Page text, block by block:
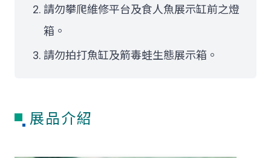
請勿攀爬維修平台及食人魚展示缸前之燈
箱。
請勿拍打魚缸及箭毒蛙生態展示箱。
展品介紹